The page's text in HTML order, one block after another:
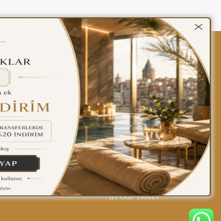
Gizlilik Politikası Türkçe
Find yourself at home
in our hotel